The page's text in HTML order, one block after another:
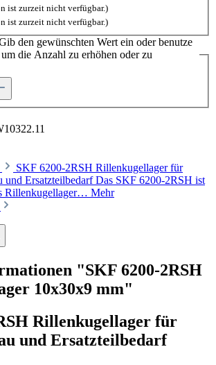
ist zurzeit nicht verfügbar.)
ist zurzeit nicht verfügbar.)
den gewünschten Wert ein oder benutze
die Anzahl zu erhöhen oder zu
SKF 6200-2RSH Rillenkugellager für
und Ersatzteilbedarf Das SKF 6200-2RSH ist
Rillenkugellager… Mehr
"SKF 6200-2RSH
10x30x9 mm"
Rillenkugellager für
und Ersatzteilbedarf